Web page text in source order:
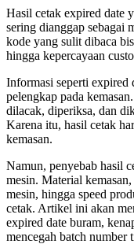
Hasil cetak expired date
sering dianggap sebagai
kode yang sulit dibaca
hingga kepercayaan
Informasi seperti expired
pelengkap pada
dilacak, diperiksa, dan
Karena itu, hasil cetak
kemasan.
Namun, penyebab hasil
mesin. Material
mesin, hingga speed
cetak. Artikel ini akan
expired date buram,
mencegah batch number